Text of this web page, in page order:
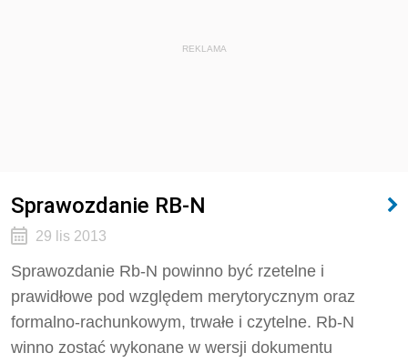
REKLAMA
Sprawozdanie RB-N
29 lis 2013
Sprawozdanie Rb-N powinno być rzetelne i
prawidłowe pod względem merytorycznym oraz
formalno-rachunkowym, trwałe i czytelne. Rb-N
winno zostać wykonane w wersji dokumentu